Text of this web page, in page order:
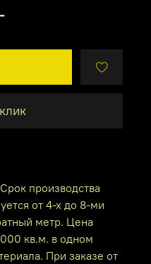
производства
от 4-х до 8-ми
метр. Цена
кв.м. в одном
При заказе от